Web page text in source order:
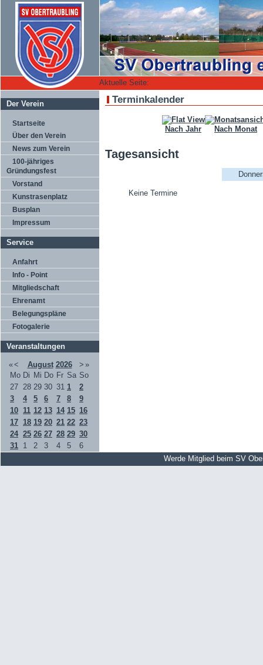
Aktuelle Seite:
Der Verein
Startseite
Über den Verein
News zum Verein
100-jähriges
Gründungsfest
Vorstand
Kunstrasenplatz
Busplan
Impressum
Service
Anfahrt
Info - Point
Mitgliedschaft
Ehrenamt
Belegungspläne
Fotogalerie
Veranstaltungen
«< August 2026 > »
Mo Di Mi Do Fr Sa So
27 28 29 30 31 1
2
3
4 5 6 7 8
9
10 11 12 13 14 15 16
17 18 19 20 21 22 23
24 25 26 27 28 29 30
31 1 2 3 4 5 6
Terminkalender
Nach Jahr Nach Monat
Tagesansicht
Keine Termine
Werde Mitglied beim SV